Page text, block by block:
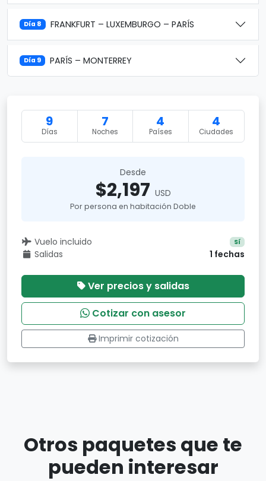
Día 8 FRANKFURT – LUXEMBURGO – PARÍS
Día 9 PARÍS – MONTERREY
9
Días
7
Noches
4
Países
4
Ciudades
Desde
$2,197 USD
Por persona en habitación Doble
Vuelo incluido Sí
Salidas 1 fechas
Ver precios y salidas
Cotizar con asesor
Imprimir cotización
Otros paquetes que te
pueden interesar